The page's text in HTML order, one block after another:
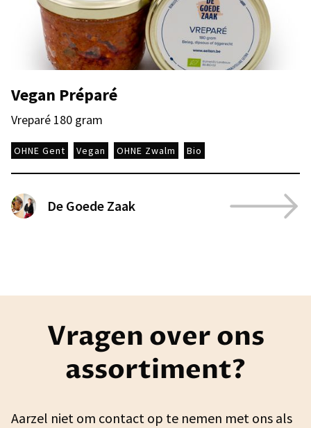
Vegan Préparé
Vreparé 180 gram
OHNE Gent Vegan OHNE Zwalm Bio
De Goede Zaak
Vragen over ons
assortiment?
Aarzel niet om contact op te nemen met ons als